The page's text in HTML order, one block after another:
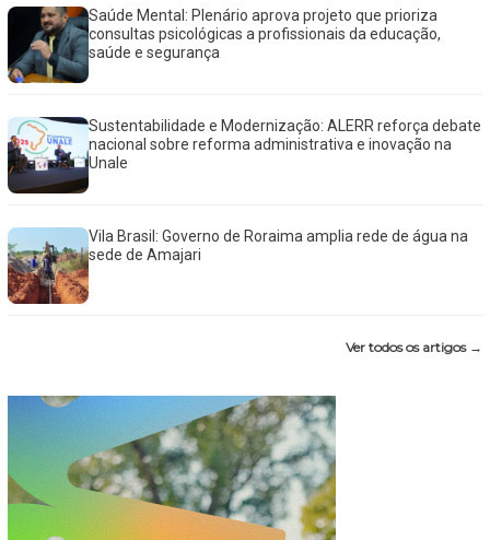
Saúde Mental: Plenário aprova projeto que prioriza
consultas psicológicas a profissionais da educação,
saúde e segurança
Sustentabilidade e Modernização: ALERR reforça debate
nacional sobre reforma administrativa e inovação na
Unale
Vila Brasil: Governo de Roraima amplia rede de água na
sede de Amajari
Ver todos os artigos →